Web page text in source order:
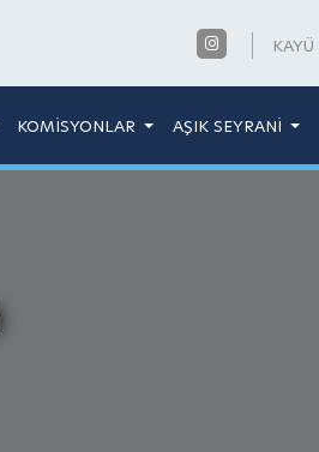
KOMİSYONLAR AŞIK SEYRANİ